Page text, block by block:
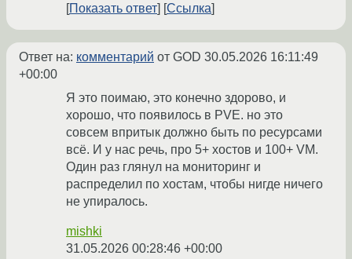
Показать ответ
Ссылка
Ответ на: комментарий от GOD 30.05.2026 16:11:49
+00:00
Я это поимаю, это конечно здорово, и
хорошо, что появилось в PVE. но это
совсем впритык должно быть по ресурсами
всё. И у нас речь, про 5+ хостов и 100+ VM.
Один раз глянул на мониторинг и
распределил по хостам, чтобы нигде ничего
не упиралось.
mishki
31.05.2026 00:28:46 +00:00